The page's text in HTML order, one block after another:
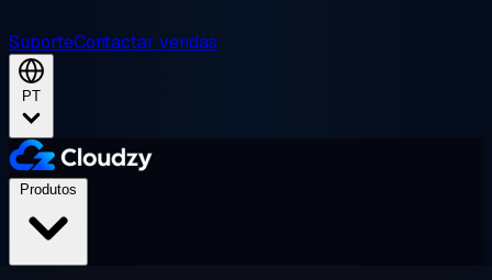
SuporteContactar vendas
PT